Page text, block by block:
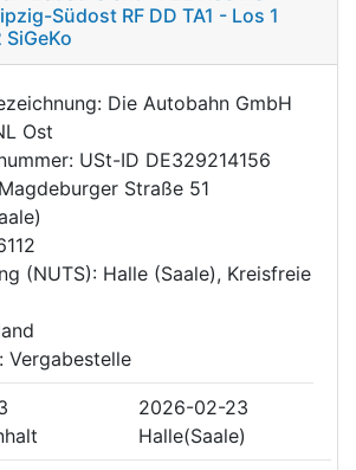
Südost RF DD TA1 - Los 1
SiGeKo
Die Autobahn GmbH
Ost
USt-ID DE329214156
Straße 51
(NUTS): Halle (Saale), Kreisfreie
Vergabestelle
2026-02-23
Halle(Saale)